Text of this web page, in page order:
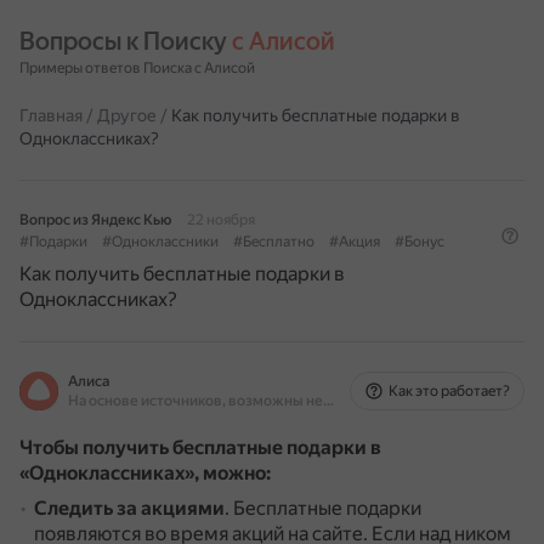
Вопросы к Поиску с Алисой
Примеры ответов Поиска с Алисой
Главная / Другое / Как получить бесплатные подарки в
Одноклассниках?
Вопрос из Яндекс Кью
22 ноября
#Подарки
#Одноклассники #Бесплатно #Акция #Бонус
Как получить бесплатные подарки в
Одноклассниках?
Алиса
На основе источников, возможны неточности
Как это работает?
Чтобы получить бесплатные подарки в
«Одноклассниках», можно:
Следить за акциями. Бесплатные подарки
появляются во время акций на сайте. Если над ником